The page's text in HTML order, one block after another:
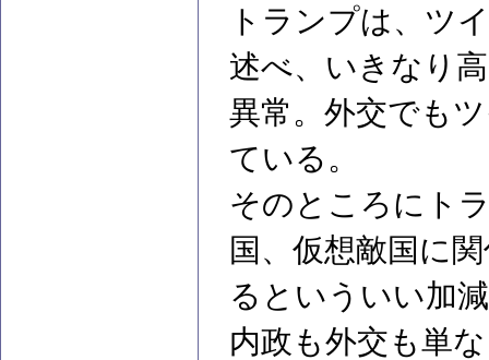
トランプは、ツ
述べ、いきなり
異常。外交でも
ている。
そのところにト
国、仮想敵国に
るといういい加
内政も外交も単